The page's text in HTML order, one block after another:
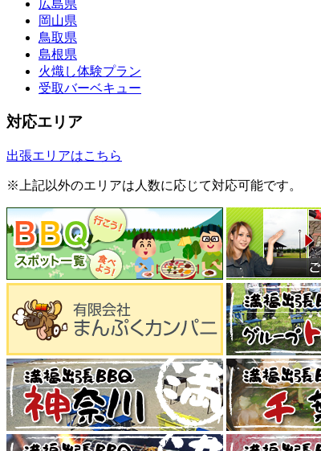
広島県
岡山県
鳥取県
島根県
火熾し体験プラン
受取バーベキュー
対応エリア
出張エリアはこちら
※上記以外のエリアは人数に応じて対応可能です。